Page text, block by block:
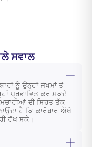
ਸਵਾਲ
ਨੂੰ ਉਨ੍ਹਾਂ ਜੋਖਮਾਂ ਤੋਂ
ਪ੍ਰਭਾਵਿਤ ਕਰ ਸਕਦੇ
ਦੀ ਸਿਹਤ ਤੱਕ
ਹੈ ਕਿ ਕਾਰੋਬਾਰ ਔਖੇ
ਰੱਖ ਸਕੇ।